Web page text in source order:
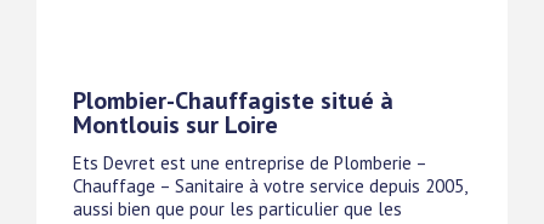
Plombier-Chauffagiste situé à
Montlouis sur Loire
Ets Devret est une entreprise de Plomberie –
Chauffage – Sanitaire à votre service depuis 2005,
aussi bien que pour les particulier que les